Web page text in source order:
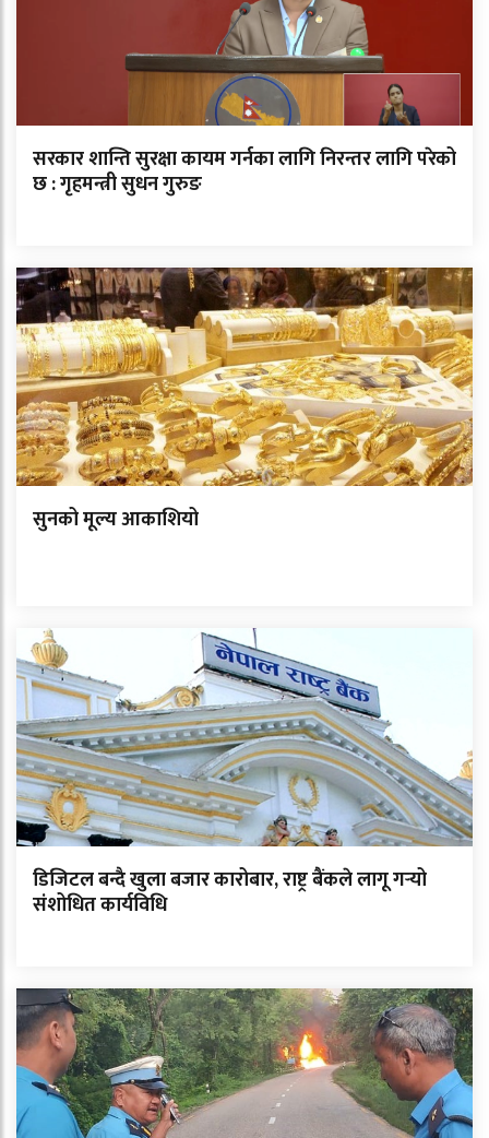
सरकार शान्ति सुरक्षा कायम गर्नका लागि निरन्तर लागि परेको
छ : गृहमन्त्री सुधन गुरुङ
सुनको मूल्य आकाशियो
डिजिटल बन्दै खुला बजार कारोबार, राष्ट्र बैंकले लागू गर्‍यो
संशोधित कार्यविधि